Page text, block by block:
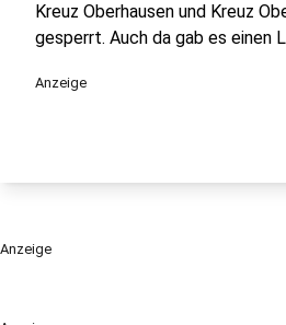
Kreuz Oberhausen und Kreuz
gesperrt. Auch da gab es einen
Anzeige
Anzeige